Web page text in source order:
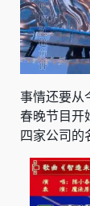
事情还要从
春晚节目开
四家公司